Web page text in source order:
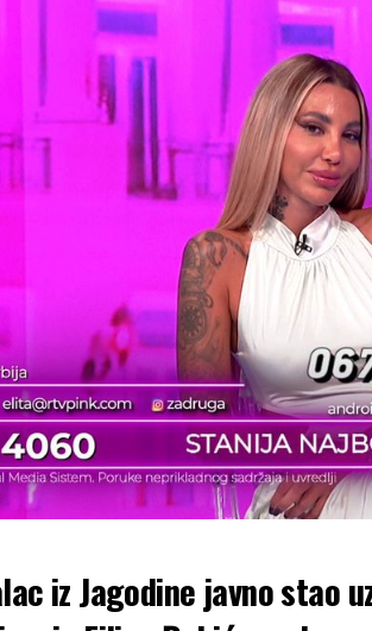
iz Jagodine javno stao